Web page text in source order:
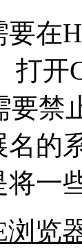
要在
打开
要禁
名的
一
览